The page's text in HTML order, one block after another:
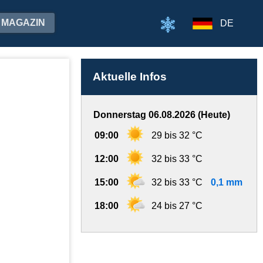
MAGAZIN DE
Aktuelle Infos
Donnerstag 06.08.2026 (Heute)
09:00 29 bis 32 °C
12:00 32 bis 33 °C
15:00 32 bis 33 °C 0,1 mm
18:00 24 bis 27 °C